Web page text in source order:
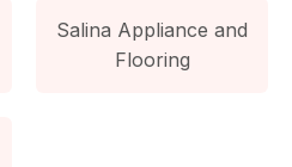
Salina Appliance and
Flooring